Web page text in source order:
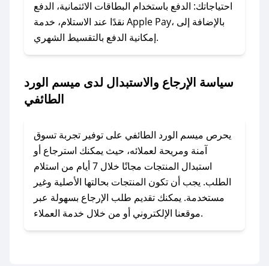
وسنقوم بحل المشكلة في أسرع وقت ممكن.
### ماذا أفعل إذا لم أجد كود خصم لمتجري
المفضل؟
مراسلتنا مباشرة وسنعمل على توفير الكوبونات في
أسرع وقت ممكن.
### كيف تحصل على كوبونات خصم حصرية من
ميسم الورد الطائفي؟
للحصول على كوبونات وخصومات حصرية، قم بما
يلي:
الطائفي في تطبيق صحصح.
احتياجاتك: الدفع باستخدام البطاقات الائتمانية، الدفع
نقدًا عند الاستلام، خدمة Apple Pay، بالإضافة إلى
إمكانية الدفع بالتقسيط الشهري.
سياسة الإرجاع والاستبدال لدى ميسم الورد
الطائفي
يحرص ميسم الورد الطائفي على توفير تجربة تسوق
آمنة ومريحة لعملائه، حيث يمكنك استرجاع أو
استبدال المنتجات مجانًا خلال 7 أيام من استلام
الطلب. يجب أن تكون المنتجات بحالتها الأصلية وغير
مستخدمة. يمكنك تقديم طلب الإرجاع بسهولة عبر
موقعنا الإلكتروني أو من خلال خدمة العملاء.